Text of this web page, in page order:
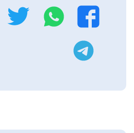
فيسبوك
واتساب